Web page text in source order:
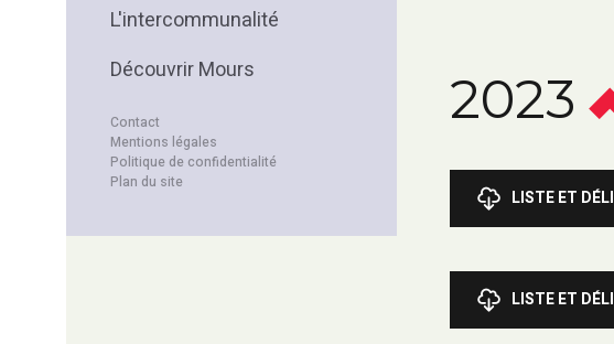
L'intercommunalité
Découvrir Mours
Contact
Mentions légales
Politique de confidentialité
Plan du site
2023
LISTE ET
LISTE ET